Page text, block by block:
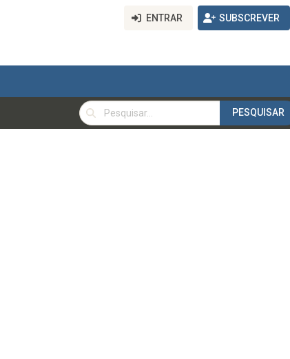
ENTRAR SUBSCREVER
PESQUISAR
PESQUISAR